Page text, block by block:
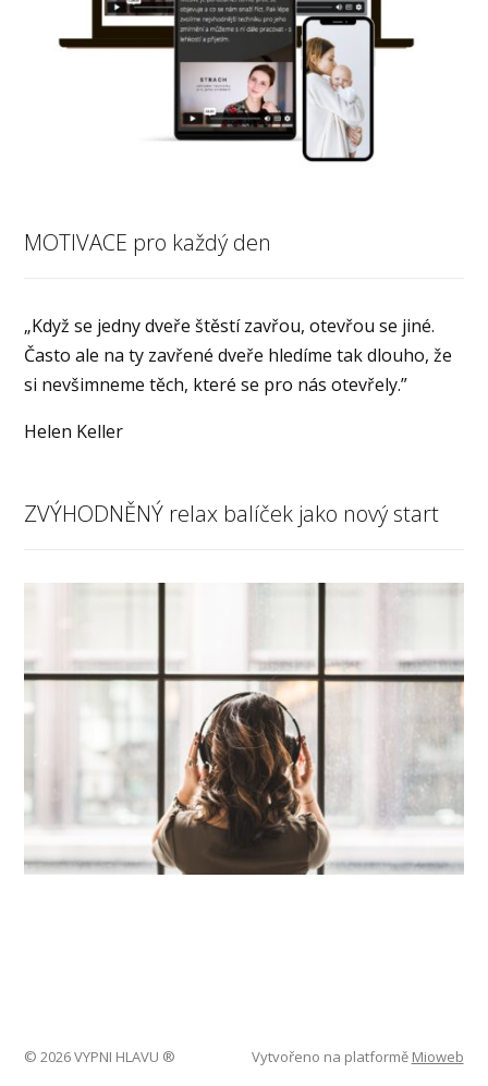
MOTIVACE pro každý den
„Když se jedny dveře štěstí zavřou, otevřou se jiné.
Často ale na ty zavřené dveře hledíme tak dlouho, že
si nevšimneme těch, které se pro nás otevřely.”
Helen Keller
ZVÝHODNĚNÝ relax balíček jako nový start
© 2026 VYPNI HLAVU ® Vytvořeno na platformě Mioweb